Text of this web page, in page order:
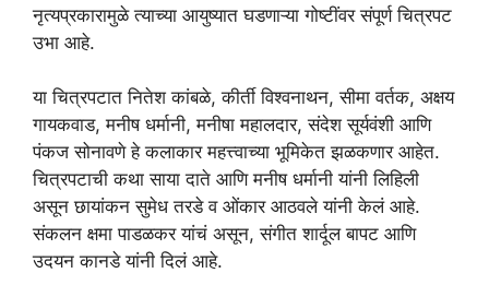
नृत्यप्रकारामुळे त्याच्या आयुष्यात घडणाऱ्या गोष्टींवर संपूर्ण चित्रपट
उभा आहे.
या चित्रपटात नितेश कांबळे, कीर्ती विश्वनाथन, सीमा वर्तक, अक्षय
गायकवाड, मनीष धर्मानी, मनीषा महालदार, संदेश सूर्यवंशी आणि
पंकज सोनावणे हे कलाकार महत्त्वाच्या भूमिकेत झळकणार आहेत.
चित्रपटाची कथा साया दाते आणि मनीष धर्मानी यांनी लिहिली
असून छायांकन सुमेध तरडे व ओंकार आठवले यांनी केलं आहे.
संकलन क्षमा पाडळकर यांचं असून, संगीत शार्दूल बापट आणि
उदयन कानडे यांनी दिलं आहे.